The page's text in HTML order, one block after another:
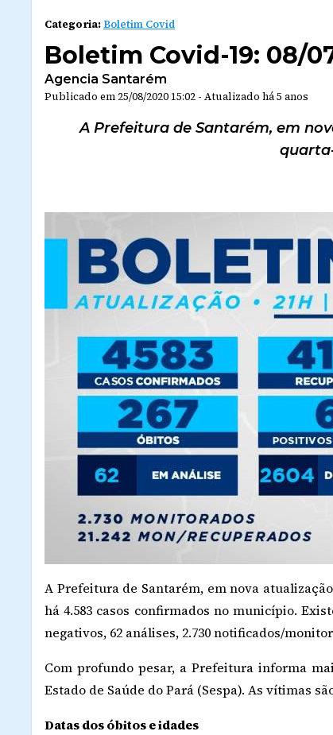
Categoria:Boletim Covid
Boletim Covid-19: 08/
Agencia Santarém
Publicado em 25/08/2020 15:02 - Atualizado há 5 anos
A Prefeitura de Santarém, em
A Prefeitura de Santarém, em nova
há 4.583 casos confirmados no município.
negativos, 62 análises, 2.730 notificados/
Com profundo pesar, a Prefeitura informa
Estado de Saúde do Pará (Sespa). As vítimas
Datas dos óbitos e idades